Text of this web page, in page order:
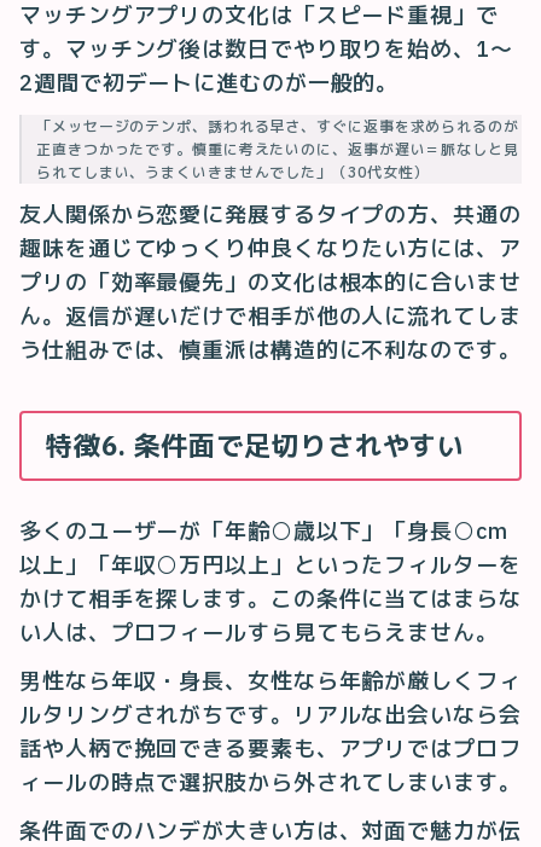
マッチングアプリの文化は「スピード重視」で
す。マッチング後は数日でやり取りを始め、1〜
2週間で初デートに進むのが一般的。
「メッセージのテンポ、誘われる早さ、すぐに返事を求められるのが
正直きつかったです。慎重に考えたいのに、返事が遅い＝脈なしと見
られてしまい、うまくいきませんでした」（30代女性）
友人関係から恋愛に発展するタイプの方、共通の
趣味を通じてゆっくり仲良くなりたい方には、ア
プリの「効率最優先」の文化は根本的に合いませ
ん。返信が遅いだけで相手が他の人に流れてしま
う仕組みでは、慎重派は構造的に不利なのです。
特徴6. 条件面で足切りされやすい
多くのユーザーが「年齢○歳以下」「身長○cm
以上」「年収○万円以上」といったフィルターを
かけて相手を探します。この条件に当てはまらな
い人は、プロフィールすら見てもらえません。
男性なら年収・身長、女性なら年齢が厳しくフィ
ルタリングされがちです。リアルな出会いなら会
話や人柄で挽回できる要素も、アプリではプロフ
ィールの時点で選択肢から外されてしまいます。
条件面でのハンデが大きい方は、対面で魅力が伝